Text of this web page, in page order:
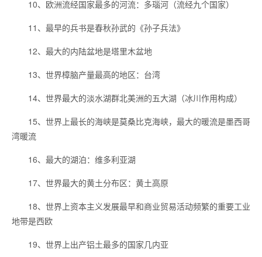
10、欧洲流经国家最多的河流：多瑙河（流经九个国家）
11、最早的兵书是春秋孙武的《孙子兵法》
12、最大的内陆盆地是塔里木盆地
13、世界樟脑产量最高的地区：台湾
14、世界最大的淡水湖群北美洲的五大湖（冰川作用构成）
15、世界上最长的海峡是莫桑比克海峡，最大的暖流是墨西哥
湾暖流
16、最大的湖泊：维多利亚湖
17、世界最大的黄土分布区：黄土高原
18、世界上资本主义发展最早和商业贸易活动频繁的重要工业
地带是西欧
19、世界上出产铝土最多的国家几内亚